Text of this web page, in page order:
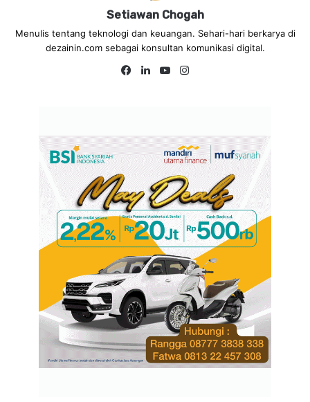
Setiawan Chogah
Menulis tentang teknologi dan keuangan. Sehari-hari berkarya di
dezainin.com sebagai konsultan komunikasi digital.
Fa
Lin
Yo